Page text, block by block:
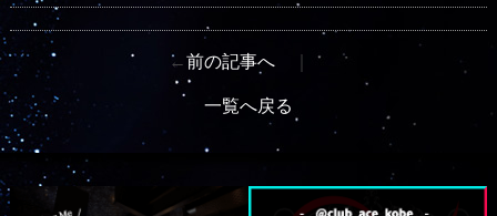
←前の記事へ ｜
一覧へ戻る